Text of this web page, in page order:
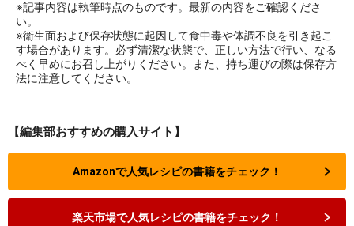
※記事内容は執筆時点のものです。最新の内容をご確認くださ
い。
※衛生面および保存状態に起因して食中毒や体調不良を引き起こ
す場合があります。必ず清潔な状態で、正しい方法で行い、なる
べく早めにお召し上がりください。また、持ち運びの際は保存方
法に注意してください。
【編集部おすすめの購入サイト】
Amazonで人気レシピの書籍をチェック！
楽天市場で人気レシピの書籍をチェック！